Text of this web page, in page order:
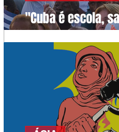
"Cuba é escola,